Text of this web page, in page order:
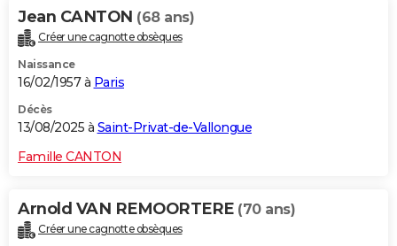
Alimentation
Guide de la santé
Maladies
Médicaments
Sommeil
VOYAGE
Destinations
City break
Voyage nature
Voyage de noces
Forum
Climat
+PHOTO
GUIDES D'ACHAT
BONS PLANS
CARTE DE VOEUX
Dictionnaire
Biographies
Citations
Expressions
Proverbes
PROGRAMME TV
Jean CANTON (68 ans)
Créer une cagnotte obsèques
Naissance
16/02/1957 à Paris
Décès
13/08/2025 à Saint-Privat-de-Vallongue
Famille CANTON
Arnold VAN REMOORTERE (70 ans)
Créer une cagnotte obsèques